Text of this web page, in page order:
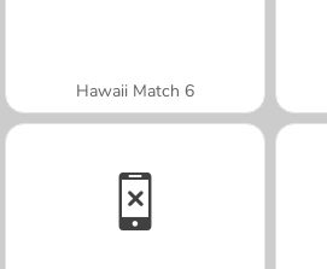
Hawaii Match 6